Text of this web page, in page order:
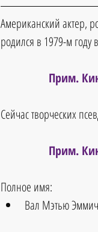
Американский актер,
родился в 1979-м
Прим.
Сейчас творческих
Прим.
Полное имя:
Вал Мэтью